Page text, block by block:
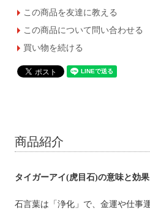
この商品を友達に教える
この商品について問い合わせる
買い物を続ける
商品紹介
タイガーアイ(虎目石)の意味と効果
石言葉は「浄化」で、金運や仕事